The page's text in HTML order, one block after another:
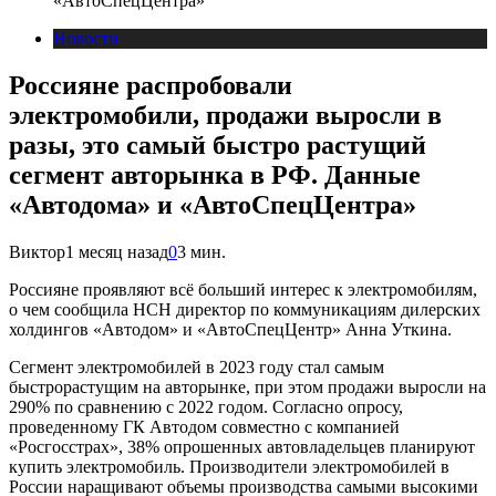
Новости
Россияне распробовали
электромобили, продажи выросли в
разы, это самый быстро растущий
сегмент авторынка в РФ. Данные
«Автодома» и «АвтоСпецЦентра»
Виктор1 месяц назад03 мин.
Россияне проявляют всё больший интерес к электромобилям,
о чем сообщила НСН директор по коммуникациям дилерских
холдингов «Автодом» и «АвтоСпецЦентр» Анна Уткина.
Сегмент электромобилей в 2023 году стал самым
быстрорастущим на авторынке, при этом продажи выросли на
290% по сравнению с 2022 годом. Согласно опросу,
проведенному ГК Автодом совместно с компанией
«Росгосстрах», 38% опрошенных автовладельцев планируют
купить электромобиль. Производители электромобилей в
России наращивают объемы производства самыми высокими